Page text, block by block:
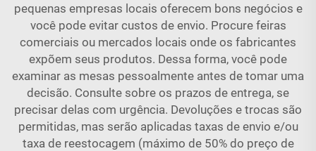
pequenas empresas locais oferecem bons negócios e
você pode evitar custos de envio. Procure feiras
comerciais ou mercados locais onde os fabricantes
expõem seus produtos. Dessa forma, você pode
examinar as mesas pessoalmente antes de tomar uma
decisão. Consulte sobre os prazos de entrega, se
precisar delas com urgência. Devoluções e trocas são
permitidas, mas serão aplicadas taxas de envio e/ou
taxa de reestocagem (máximo de 50% do preço de